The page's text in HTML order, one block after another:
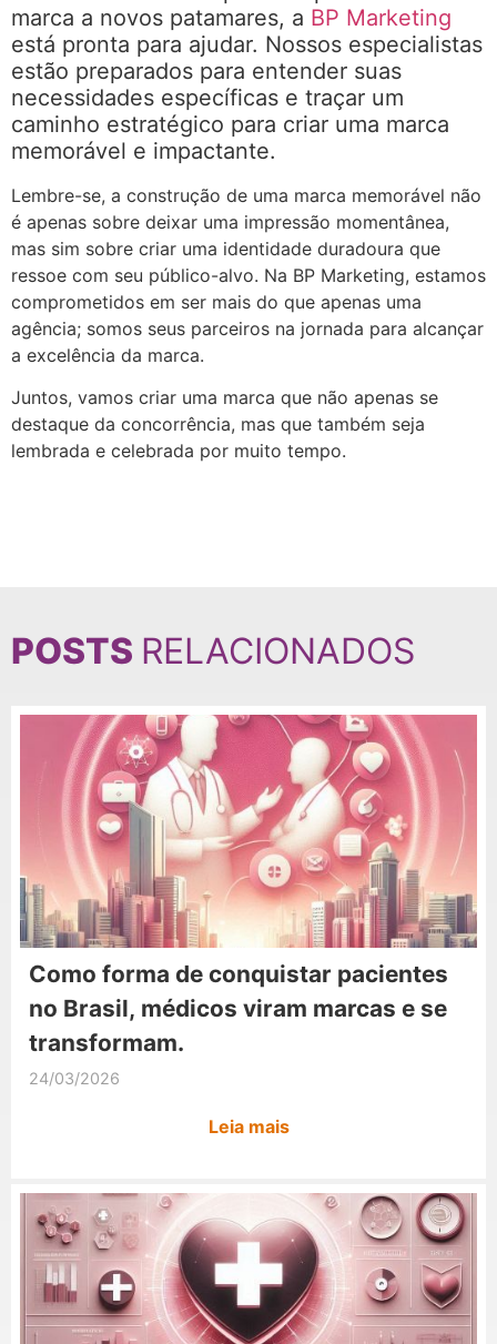
marca a novos patamares, a BP Marketing
está pronta para ajudar. Nossos especialistas
estão preparados para entender suas
necessidades específicas e traçar um
caminho estratégico para criar uma marca
memorável e impactante.
Lembre-se, a construção de uma marca memorável não
é apenas sobre deixar uma impressão momentânea,
mas sim sobre criar uma identidade duradoura que
ressoe com seu público-alvo. Na BP Marketing, estamos
comprometidos em ser mais do que apenas uma
agência; somos seus parceiros na jornada para alcançar
a excelência da marca.
Juntos, vamos criar uma marca que não apenas se
destaque da concorrência, mas que também seja
lembrada e celebrada por muito tempo.
POSTS RELACIONADOS
Como forma de conquistar pacientes
no Brasil, médicos viram marcas e se
transformam.
24/03/2026
Leia mais